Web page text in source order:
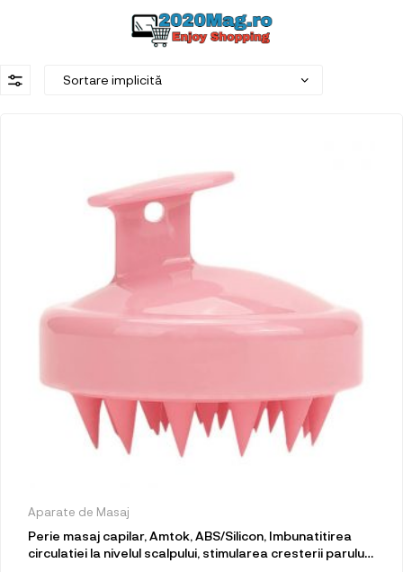
Aparate de Masaj
Perie masaj capilar, Amtok, ABS/Silicon, Imbunatitirea
circulatiei la nivelul scalpului, stimularea cresterii parului,